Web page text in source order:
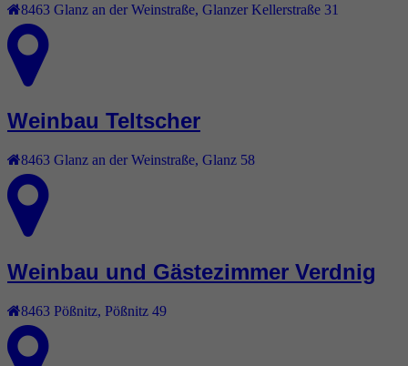
8463 Glanz an der Weinstraße Glanzer Kellerstraße 31
Weinbau Teltscher
8463 Glanz an der Weinstraße, Glanz 58
Weinbau und Gästezimmer Verdnig
8463 Pößnitz Pößnitz 49